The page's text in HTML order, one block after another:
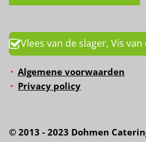
Vlees van de slager, Vis
Algemene voorwaarden
Privacy policy
© 2013 - 2023 Dohmen